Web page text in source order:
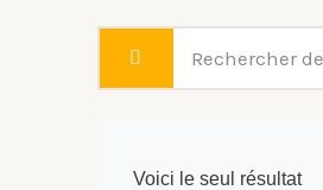
Voici le seul résultat